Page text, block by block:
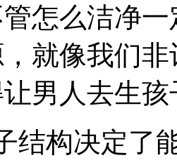
怎么洁净
就像我们
男人去生孩
构决定了能